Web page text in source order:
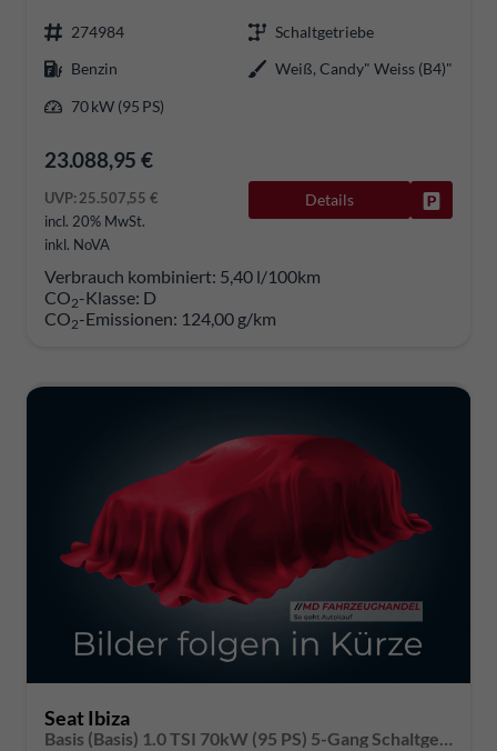
274984
Schaltgetriebe
Benzin
Weiß, Candy" Weiss (B4)"
70 kW (95 PS)
23.088,95 €
UVP:25.507,55 €
incl. 20% MwSt.
inkl. NoVA
Details
Verbrauch kombiniert: 5,40 l/100km
CO2-Klasse: D
CO2-Emissionen: 124,00 g/km
Seat Ibiza
Basis (Basis) 1.0 TSI 70kW (95 PS) 5-Gang Schaltgetriebe